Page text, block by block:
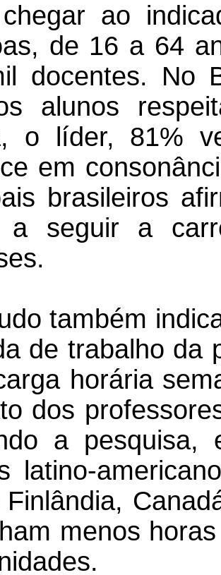
ao
de 16 a 64
docentes. No
alunos
o líder, 81%
em
brasileiros
a seguir a
também
de trabalho da
horária
dos
a pesquisa,
latino-
Finlândia,
menos